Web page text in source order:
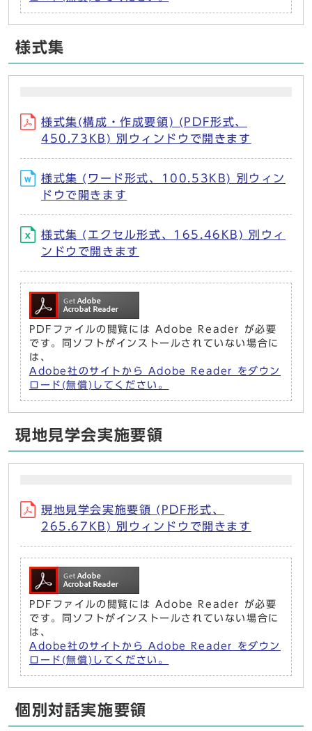
様式集
様式集(構成・作成要領) (PDF形式、
450.73KB) 別ウィンドウで開きます
様式集 (ワード形式、100.53KB) 別ウィン
ドウで開きます
様式集 (エクセル形式、165.46KB) 別ウィ
ンドウで開きます
PDFファイルの閲覧には Adobe Reader が必要
です。同ソフトがインストールされていない場合に
は、
Adobe社のサイトから Adobe Reader をダウン
ロード(無償)してください。
現地見学会実施要領
現地見学会実施要領 (PDF形式、
265.67KB) 別ウィンドウで開きます
PDFファイルの閲覧には Adobe Reader が必要
です。同ソフトがインストールされていない場合に
は、
Adobe社のサイトから Adobe Reader をダウン
ロード(無償)してください。
個別対話実施要領